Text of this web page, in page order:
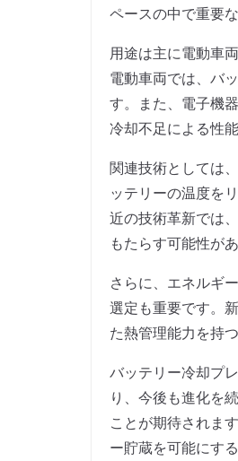
ペースの中で重要
用途は主に電動車
電動車両では、バ
す。また、電子機
冷却不足による性
関連技術としては
ッテリーの温度を
近の技術革新では
もたらす可能性があ
さらに、エネルギ
選定も重要です。
た熱管理能力を持
バッテリー冷却プ
り、今後も進化を
ことが期待されま
ー貯蔵を可能にす